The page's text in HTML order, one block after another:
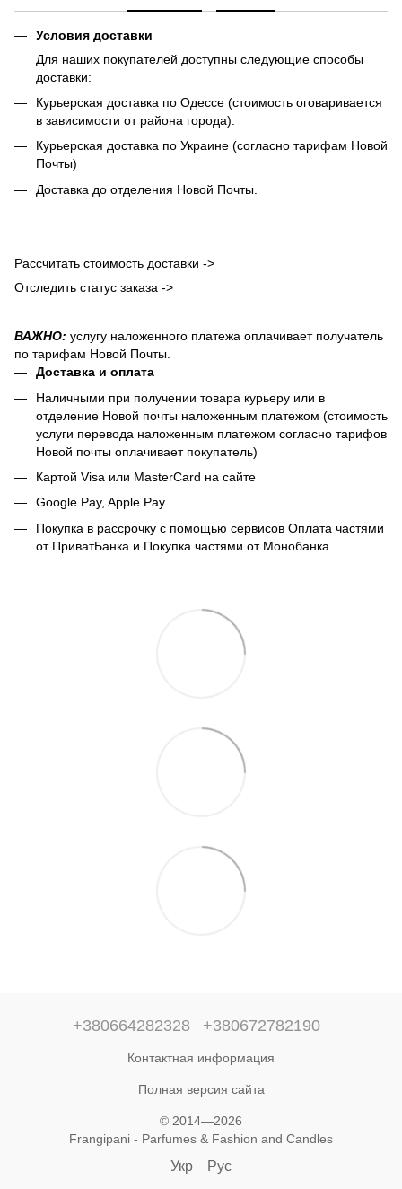
Условия доставки
Для наших покупателей доступны следующие способы
доставки:
Курьерская доставка по Одессе (стоимость оговаривается
в зависимости от района города).
Курьерская доставка по Украине (согласно тарифам Новой
Почты)
Доставка до отделения Новой Почты.
Рассчитать стоимость доставки ->
Отследить статус заказа ->
ВАЖНО: услугу наложенного платежа оплачивает получатель
по тарифам Новой Почты.
Доставка и оплата
Наличными при получении товара курьеру или в
отделение Новой почты наложенным платежом (стоимость
услуги перевода наложенным платежом согласно тарифов
Новой почты оплачивает покупатель)
Картой Visa или MasterCard на сайте
Google Pay, Apple Pay
Покупка в рассрочку с помощью сервисов Оплата частями
от ПриватБанка и Покупка частями от Монобанка.
+380664282328 +380672782190
Контактная информация
Полная версия сайта
© 2014—2026
Frangipani - Parfumes & Fashion and Candles
Укр Рус